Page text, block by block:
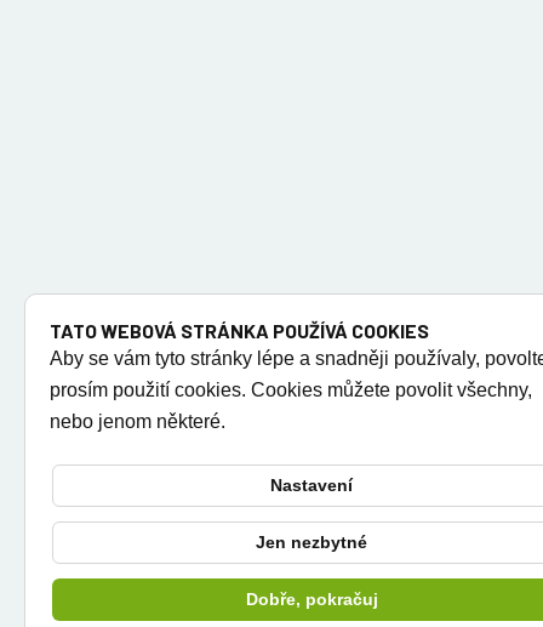
TATO WEBOVÁ STRÁNKA POUŽÍVÁ COOKIES
Aby se vám tyto stránky lépe a snadněji používaly,
prosím použití cookies. Cookies můžete povolit všechny,
nebo jenom některé.
Nastavení
Jen nezbytné
Dobře, pokračuj